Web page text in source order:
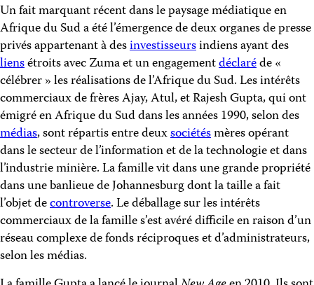
Un fait marquant récent dans le paysage médiatique en
Afrique du Sud a été l’émergence de deux organes de presse
privés appartenant à desinvestisseursindiens ayant des
liensétroits avec Zuma et un engagementdéclaréde «
célébrer » les réalisations de l’Afrique du Sud. Les intérêts
commerciaux de frères Ajay, Atul, et Rajesh Gupta, qui ont
émigré en Afrique du Sud dans les années 1990, selon des
médias, sont répartis entre deuxsociétésmères opérant
dans le secteur de l’information et de la technologie et dans
l’industrie minière. La famille vit dans une grande propriété
dans une banlieue de Johannesburg dont la taille a fait
l’objet decontroverse. Le déballage sur les intérêts
commerciaux de la famille s’est avéré difficile en raison d’un
réseau complexe de fonds réciproques et d’administrateurs,
selon les médias.